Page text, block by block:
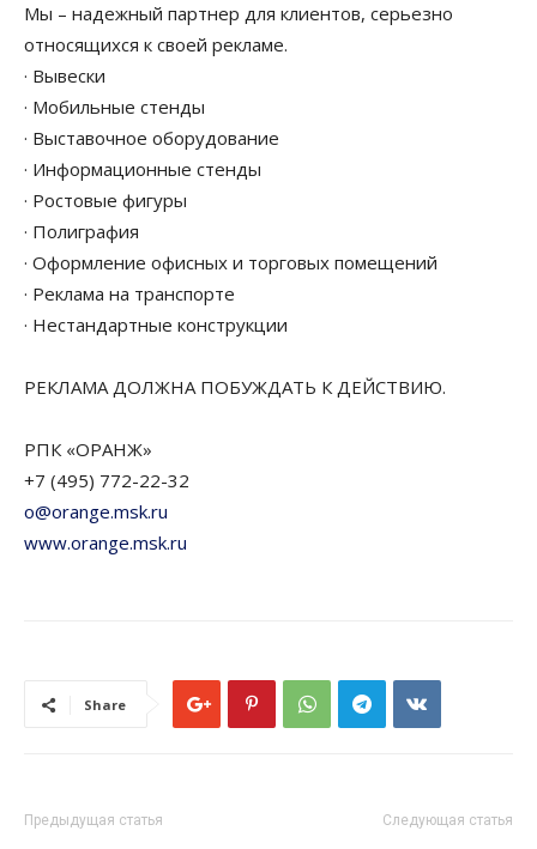
Мы – надежный партнер для клиентов, серьезно
относящихся к своей рекламе.
· Вывески
· Мобильные стенды
· Выставочное оборудование
· Информационные стенды
· Ростовые фигуры
· Полиграфия
· Оформление офисных и торговых помещений
· Реклама на транспорте
· Нестандартные конструкции
РЕКЛАМА ДОЛЖНА ПОБУЖДАТЬ К ДЕЙСТВИЮ.
РПК «ОРАНЖ»
+7 (495) 772-22-32
o@orange.msk.ru
www.orange.msk.ru
Share
Предыдущая статья Следующая статья